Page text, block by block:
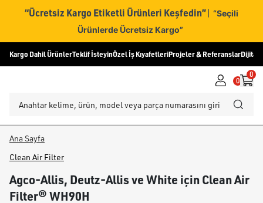
“Ücretsiz Kargo Etiketli Ürünleri Keşfedin” | “Seçili
Ürünlerde Ücretsiz Kargo”
Kargo Dahil ÜrünlerTeklif İsteyinÖzel İş KıyafetleriProjeler & ReferanslarDijital
0
0
Ana Sayfa
Clean Air Filter
Agco-Allis, Deutz-Allis ve White için Clean Air
Filter® WH90H